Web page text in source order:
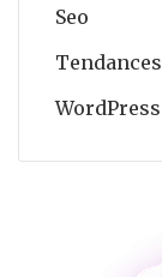
Seo
Tendances
WordPress